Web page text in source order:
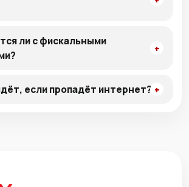
ли с фискальными
если пропадёт интернет?